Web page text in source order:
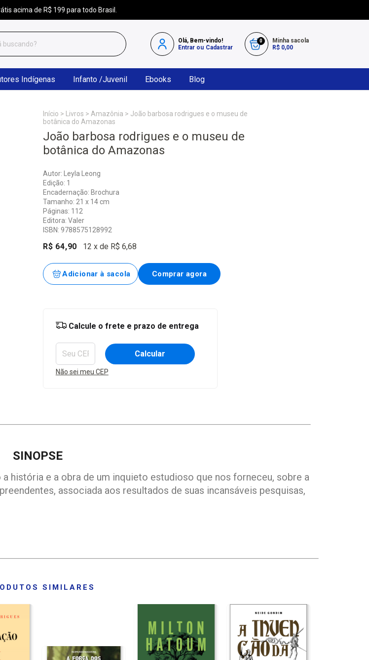
acima de R$ 199 para todo Brasil.
Olá, Bem-vindo!
Entrar ou Cadastrar
0
Minha sacola
R$ 0,00
Indígenas Infanto /Juvenil Ebooks Blog
Início > Livros > Amazônia > João barbosa rodrigues e o museu de
botânica do Amazonas
João barbosa rodrigues e o museu de
botânica do Amazonas
Autor: Leyla Leong
Edição: 1
Encadernação: Brochura
Tamanho: 21 x 14 cm
Páginas: 112
Editora: Valer
ISBN: 9788575128992
R$ 64,90 12 x de R$ 6,68
Entregas para o CEP: Alterar CEP
Calcule o frete e prazo de entrega
Calcular
Não sei meu CEP
SINOPSE
história e a obra de um inquieto estudioso que nos forneceu, sobre a
associada aos resultados de suas incansáveis pesquisas,
SIMILARES